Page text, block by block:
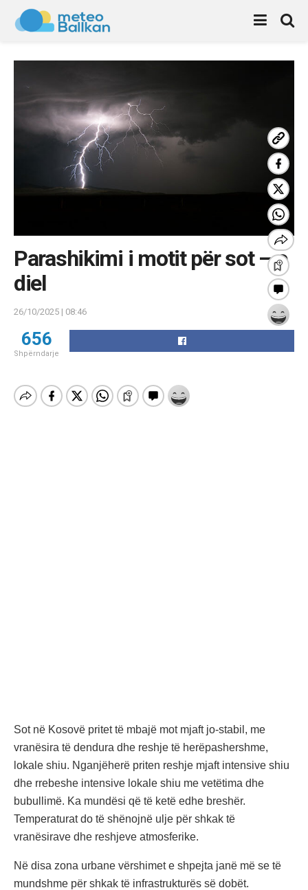
Parashikimi i motit për sot – e
diel
26/10/2025 | 08:46
656
Shpërndarje
Sot në Kosovë pritet të mbajë mot mjaft jo-stabil, me
vranësira të dendura dhe reshje të herëpashershme,
lokale shiu. Nganjëherë priten reshje mjaft intensive shiu
dhe rrebeshe intensive lokale shiu me vetëtima dhe
bubullimë. Ka mundësi që të ketë edhe breshër.
Temperaturat do të shënojnë ulje për shkak të
vranësirave dhe reshjeve atmosferike.
Në disa zona urbane vërshimet e shpejta janë më se të
mundshme për shkak të infrastrukturës së dobët.